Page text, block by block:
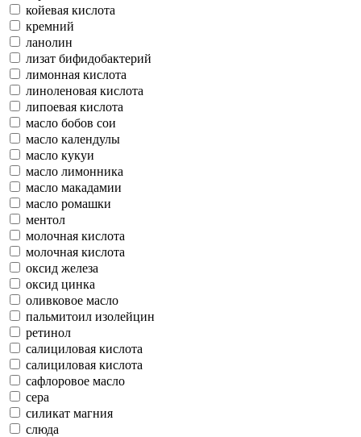
койевая кислота
кремний
ланолин
лизат бифидобактерий
лимонная кислота
линоленовая кислота
липоевая кислота
масло бобов сои
масло календулы
масло кукуи
масло лимонника
масло макадамии
масло ромашки
ментол
молочная кислота
молочная кислота
оксид железа
оксид цинка
оливковое масло
пальмитоил изолейцин
ретинол
салициловая кислота
салициловая кислота
сафлоровое масло
сера
силикат магния
слюда